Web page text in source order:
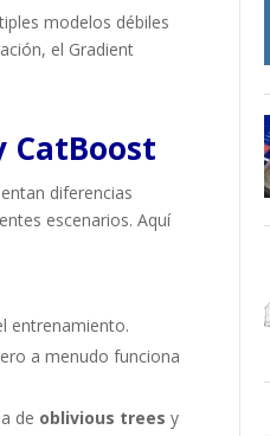
modelos débiles
el Gradient
CatBoost
diferencias
escenarios. Aquí
entrenamiento.
a menudo funciona
de oblivious trees y